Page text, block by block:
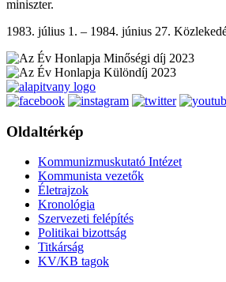
miniszter.
1983. július 1. – 1984. június 27.
Oldaltérkép
Kommunizmuskutató Intézet
Kommunista vezetők
Életrajzok
Kronológia
Szervezeti felépítés
Politikai bizottság
Titkárság
KV/KB tagok